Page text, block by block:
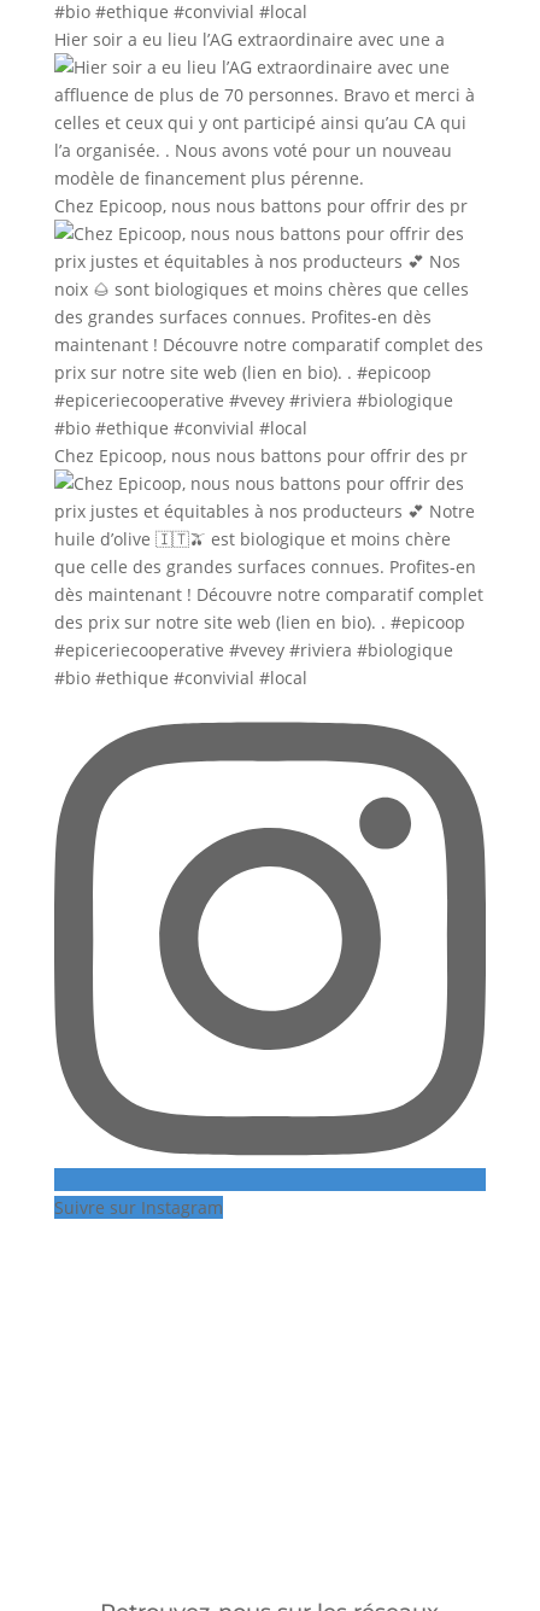
Hier soir a eu lieu l’AG extraordinaire avec une a
Chez Epicoop, nous nous battons pour offrir des pr
Chez Epicoop, nous nous battons pour offrir des pr
Suivre sur Instagram